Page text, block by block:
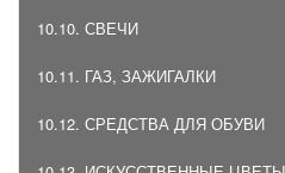
10.10. СВЕЧИ
10.11. ГАЗ, ЗАЖИГАЛКИ
10.12. СРЕДСТВА ДЛЯ ОБУВИ